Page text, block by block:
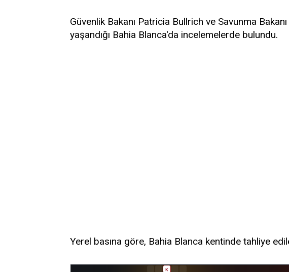
Güvenlik Bakanı Patricia Bullrich ve Savunma
yaşandığı Bahia Blanca'da incelemelerde bulundu.
Yerel basına göre, Bahia Blanca kentinde tahliye